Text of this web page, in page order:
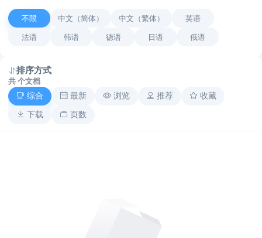
不限 中文（简体） 中文（繁体） 英语
法语 韩语 德语 日语 俄语
排序方式
共 个文档
综合
最新 浏览 推荐 收藏
下载 页数